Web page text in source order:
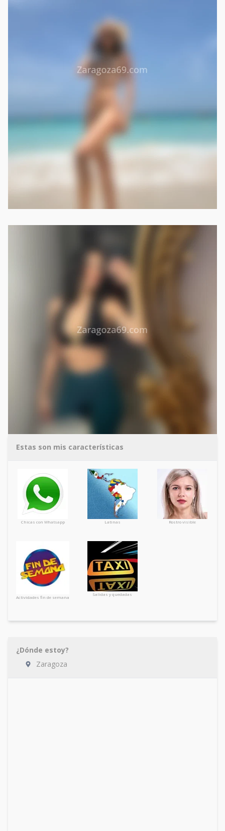
Estas son mis características
Chicas con Whatsapp Latinas Rostro visible
Actividades fin de semana
Salidas y quedadas
¿Dónde estoy?
Zaragoza